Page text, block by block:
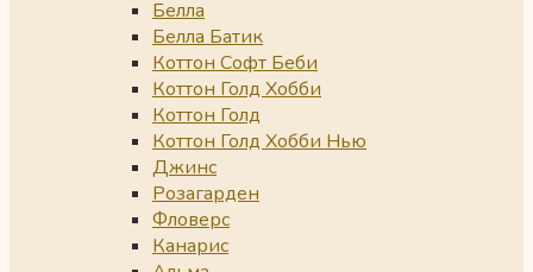
Белла
Белла Батик
Коттон Софт Беби
Коттон Голд Хобби
Коттон Голд
Коттон Голд Хобби Нью
Джинс
Розагарден
Фловерс
Канарис